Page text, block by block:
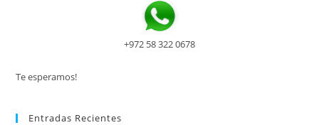
+972 58 322 0678
Te esperamos!
Entradas Recientes